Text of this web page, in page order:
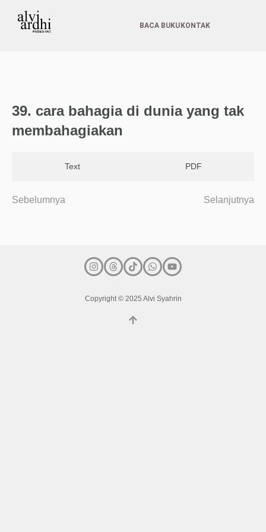
BACA BUKU KONTAK
39. cara bahagia di dunia yang tak
membahagiakan
Text PDF
Sebelumnya Selanjutnya
Copyright © 2025 Alvi Syahrin